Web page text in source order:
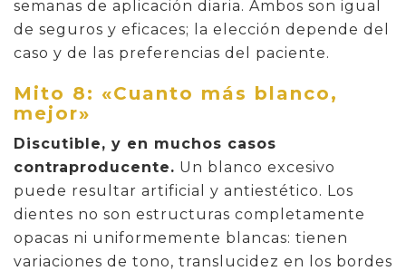
semanas de aplicación diaria. Ambos son igual
de seguros y eficaces; la elección depende del
caso y de las preferencias del paciente.
Mito 8: «Cuanto más blanco,
mejor»
Discutible, y en muchos casos
contraproducente. Un blanco excesivo
puede resultar artificial y antiestético. Los
dientes no son estructuras completamente
opacas ni uniformemente blancas: tienen
variaciones de tono, translucidez en los bordes